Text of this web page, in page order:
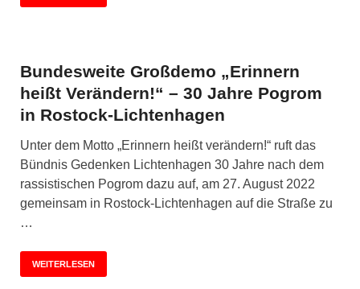
Bundesweite Großdemo „Erinnern
heißt Verändern!“ – 30 Jahre Pogrom
in Rostock-Lichtenhagen
Unter dem Motto „Erinnern heißt verändern!“ ruft das
Bündnis Gedenken Lichtenhagen 30 Jahre nach dem
rassistischen Pogrom dazu auf, am 27. August 2022
gemeinsam in Rostock-Lichtenhagen auf die Straße zu
…
WEITERLESEN